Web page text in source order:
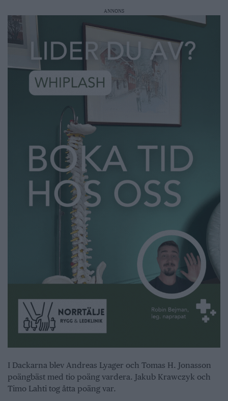
ANNONS
I Dackarna blev Andreas Lyager och Tomas H. Jonasson
poängbäst med tio poäng vardera. Jakub Krawczyk och
Timo Lahti tog åtta poäng var.